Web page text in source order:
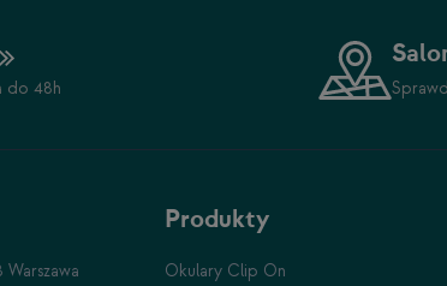
do 48h
Warszawa
Produkty
Okulary Clip On